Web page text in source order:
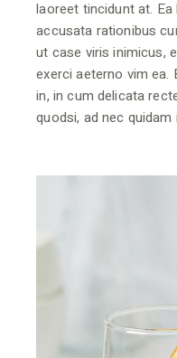
laoreet tincidunt at. Ea
accusata rationibus
ut case viris inimicus,
exerci aeterno vim ea.
in, in cum delicata
quodsi, ad nec